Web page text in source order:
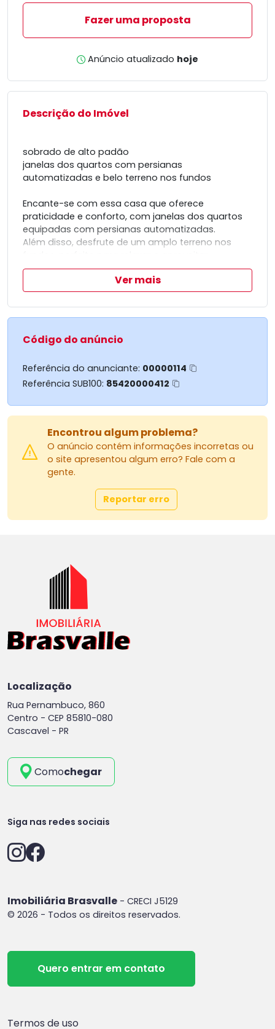
Fazer uma proposta
Anúncio atualizado hoje
Descrição do Imóvel
sobrado de alto padão
janelas dos quartos com persianas
automatizadas e belo terreno nos fundos
Encante-se com essa casa que oferece
praticidade e conforto, com janelas dos quartos
equipadas com persianas automatizadas.
Além disso, desfrute de um amplo terreno nos
momentos ao ar livre.
Agende uma visita e venha conhecer essa incrível
oportunidade!
Ver mais
Código do anúncio
Referência do anunciante: 00000114
Referência SUB100: 85420000412
Encontrou algum problema?
O anúncio contém informações incorretas ou
o site apresentou algum erro? Fale com a
gente.
Reportar erro
Localização
Rua Pernambuco, 860
Centro - CEP 85810-080
Cascavel - PR
Comochegar
Siga nas redes sociais
Imobiliária Brasvalle - CRECI J5129
© 2026 - Todos os direitos reservados.
Quero entrar em contato
Termos de uso